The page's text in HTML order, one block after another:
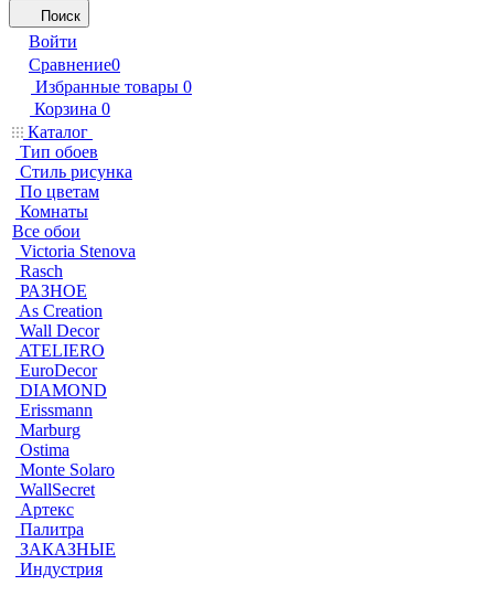
Поиск
Войти
Сравнение0
Избранные товары 0
Корзина 0
Каталог
Тип обоев
Стиль рисунка
По цветам
Комнаты
Все обои
Victoria Stenova
Rasch
РАЗНОЕ
As Creation
Wall Decor
ATELIERO
EuroDecor
DIAMOND
Erissmann
Marburg
Ostima
Monte Solaro
WallSecret
Артекс
Палитра
ЗАКАЗНЫЕ
Индустрия